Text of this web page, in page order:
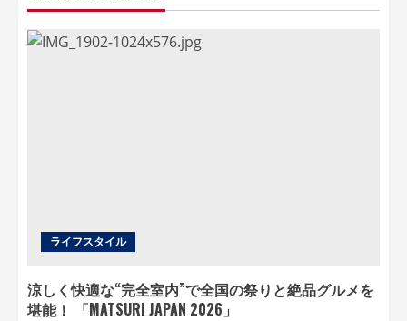
ライフスタイル
涼しく快適な“完全室内”で全国の祭りと絶品グルメを
堪能！ 「MATSURI JAPAN 2026」